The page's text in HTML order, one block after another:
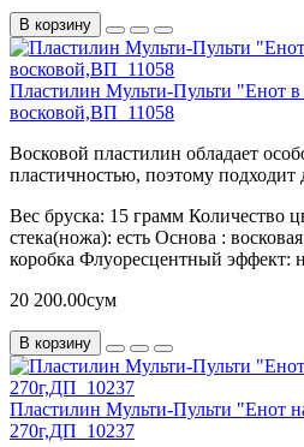
В корзину
Пластилин Мульти-Пульти "Енот в
восковой,ВП_11058
Восковой пластилин обладает
пластичностью, поэтому подходит
Вес бруска: 15 грамм Количество
стека(ножа): есть Основа : восковая
коробка Флуоресцентный эффект:
20 200.00сум
В корзину
Пластилин Мульти-Пульти "Енот
270г,ДП_10237